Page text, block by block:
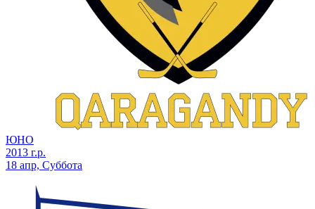
ЮНО
2013 г.р.
18 апр, Суббота